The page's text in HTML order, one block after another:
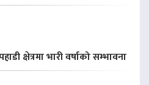
क्षेत्रमा भारी वर्षाको सम्भावना